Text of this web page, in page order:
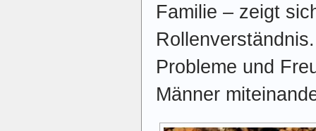
Familie – zeigt
Probleme und
Männer